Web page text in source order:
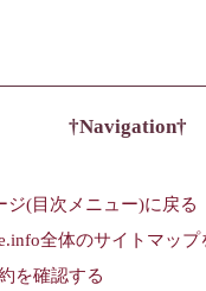
Navigation
ジ(目次メニュー)に戻る
全体のサイトマップ
を確認する